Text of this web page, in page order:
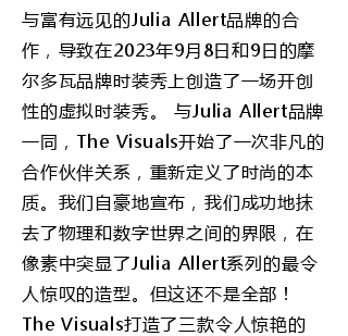
与富有远见的Julia Allert品牌的合
作，导致在2023年9月8日和9日的摩
尔多瓦品牌时装秀上创造了一场开创
性的虚拟时装秀。 与Julia Allert品牌
一同，The Visuals开始了一次非凡的
合作伙伴关系，重新定义了时尚的本
质。我们自豪地宣布，我们成功地抹
去了物理和数字世界之间的界限，在
像素中突显了Julia Allert系列的最令
人惊叹的造型。但这还不是全部！
The Visuals打造了三款令人惊艳的